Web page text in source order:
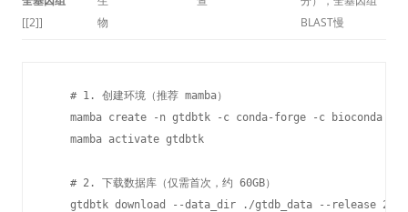
[[2]]
物
BLAST慢
    # 1. 创建环境（推荐 mamba）
mamba create -n gtdbtk -c conda-forge -c bioconda
    mamba activate gtdbtk
    # 2. 下载数据库（仅需首次，约 60GB）
    gtdbtk download --data_dir ./gtdb_data --release 220